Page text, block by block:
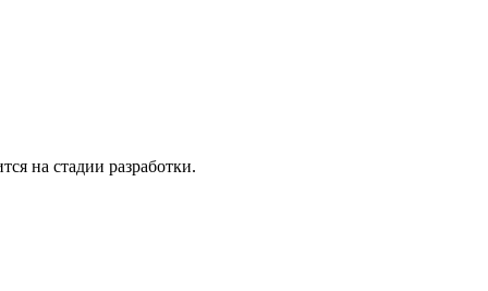
на стадии разработки.